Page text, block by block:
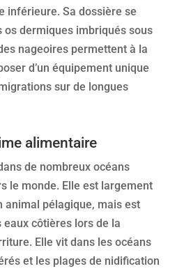
inférieure. Sa dossière se
os dermiques imbriqués sous
nageoires permettent à la
d’un équipement unique
sur de longues
alimentaire
de nombreux océans
le monde. Elle est largement
animal pélagique, mais est
eaux côtières lors de la
Elle vit dans les océans
et les plages de nidification